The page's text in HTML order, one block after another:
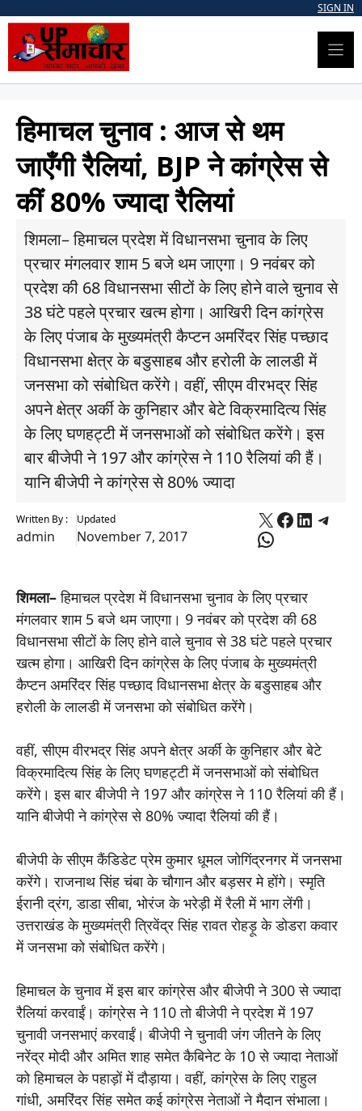
content
SIGN IN
हिमाचल चुनाव : आज से थम
जाएँगी रैलियां, BJP ने कांग्रेस से
कीं 80% ज्यादा रैलियां
शिमला– हिमाचल प्रदेश में विधानसभा चुनाव के लिए
प्रचार मंगलवार शाम 5 बजे थम जाएगा। 9 नवंबर को
प्रदेश की 68 विधानसभा सीटों के लिए होने वाले चुनाव से
38 घंटे पहले प्रचार खत्म होगा। आखिरी दिन कांग्रेस
के लिए पंजाब के मुख्यमंत्री कैप्टन अमरिंदर सिंह पच्छाद
विधानसभा क्षेत्र के बडुसाहब और हरोली के लालडी में
जनसभा को संबोधित करेंगे। वहीं, सीएम वीरभद्र सिंह
अपने क्षेत्र अर्की के कुनिहार और बेटे विक्रमादित्य सिंह
के लिए घणहट्टी में जनसभाओं को संबोधित करेंगे। इस
बार बीजेपी ने 197 और कांग्रेस ने 110 रैलियां की हैं।
यानि बीजेपी ने कांग्रेस से 80% ज्यादा
Written By :
admin
Updated
November 7, 2017
X Facebook
WhatsApp
शिमला–हिमाचल प्रदेश में विधानसभा चुनाव के लिए प्रचार
मंगलवार शाम 5 बजे थम जाएगा। 9 नवंबर को प्रदेश की 68
विधानसभा सीटों के लिए होने वाले चुनाव से 38 घंटे पहले प्रचार
खत्म होगा। आखिरी दिन कांग्रेस के लिए पंजाब के मुख्यमंत्री
कैप्टन अमरिंदर सिंह पच्छाद विधानसभा क्षेत्र के बडुसाहब और
हरोली के लालडी में जनसभा को संबोधित करेंगे।
वहीं, सीएम वीरभद्र सिंह अपने क्षेत्र अर्की के कुनिहार और बेटे
विक्रमादित्य सिंह के लिए घणहट्टी में जनसभाओं को संबोधित
करेंगे। इस बार बीजेपी ने 197 और कांग्रेस ने 110 रैलियां की हैं।
यानि बीजेपी ने कांग्रेस से 80% ज्यादा रैलियां की हैं।
बीजेपी के सीएम कैंडिडेट प्रेम कुमार धूमल जोगिंद्रनगर में जनसभा
करेंगे। राजनाथ सिंह चंबा के चौगान और बड़सर मे होंगे। स्मृति
ईरानी द्रंग, डाडा सीबा, भोरंज के भरेड़ी में रैली में भाग लेंगी।
उत्तराखंड के मुख्यमंत्री त्रिवेंद्र सिंह रावत रोहड़ू के डोडरा कवार
में जनसभा को संबोधित करेंगे।
हिमाचल के चुनाव में इस बार कांग्रेस और बीजेपी ने 300 से ज्यादा
रैलियां करवाईं। कांग्रेस ने 110 तो बीजेपी ने प्रदेश में 197
चुनावी जनसभाएं करवाईं। बीजेपी ने चुनावी जंग जीतने के लिए
नरेंद्र मोदी और अमित शाह समेत कैबिनेट के 10 से ज्यादा नेताओं
को हिमाचल के पहाड़ों में दौड़ाया। वहीं, कांग्रेस के लिए राहुल
गांधी, अमरिंदर सिंह समेत कई कांग्रेस नेताओं ने मैदान संभाला।